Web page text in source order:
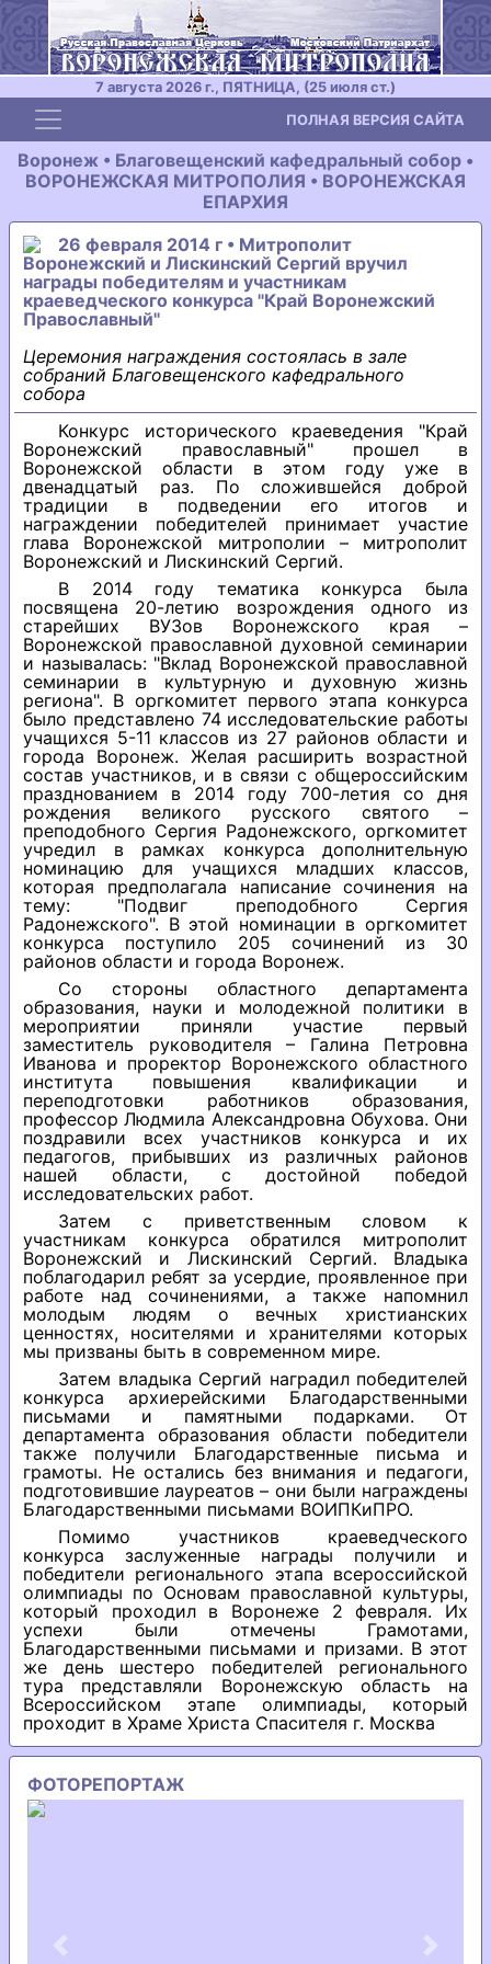
7 августа 2026 г., ПЯТНИЦА, (25 июля ст.)
Toggle navigation ПОЛНАЯ ВЕРСИЯ САЙТА
Воронеж • Благовещенский кафедральный собор •
ВОРОНЕЖСКАЯ МИТРОПОЛИЯ • ВОРОНЕЖСКАЯ
ЕПАРХИЯ
26 февраля 2014 г • Митрополит
Воронежский и Лискинский Сергий вручил
награды победителям и участникам
краеведческого конкурса "Край Воронежский
Православный"
Церемония награждения состоялась в зале
собраний Благовещенского кафедрального
собора
Конкурс исторического краеведения "Край
Воронежский православный" прошел в
Воронежской области в этом году уже в
двенадцатый раз. По сложившейся доброй
традиции в подведении его итогов и
награждении победителей принимает участие
глава Воронежской митрополии – митрополит
Воронежский и Лискинский Сергий.
В 2014 году тематика конкурса была
посвящена 20-летию возрождения одного из
старейших ВУЗов Воронежского края –
Воронежской православной духовной семинарии
и называлась: "Вклад Воронежской православной
семинарии в культурную и духовную жизнь
региона". В оргкомитет первого этапа конкурса
было представлено 74 исследовательские работы
учащихся 5-11 классов из 27 районов области и
города Воронеж. Желая расширить возрастной
состав участников, и в связи с общероссийским
празднованием в 2014 году 700-летия со дня
рождения великого русского святого –
преподобного Сергия Радонежского, оргкомитет
учредил в рамках конкурса дополнительную
номинацию для учащихся младших классов,
которая предполагала написание сочинения на
тему: "Подвиг преподобного Сергия
Радонежского". В этой номинации в оргкомитет
конкурса поступило 205 сочинений из 30
районов области и города Воронеж.
Со стороны областного департамента
образования, науки и молодежной политики в
мероприятии приняли участие первый
заместитель руководителя – Галина Петровна
Иванова и проректор Воронежского областного
института повышения квалификации и
переподготовки работников образования,
профессор Людмила Александровна Обухова. Они
поздравили всех участников конкурса и их
педагогов, прибывших из различных районов
нашей области, с достойной победой
исследовательских работ.
Затем с приветственным словом к
участникам конкурса обратился митрополит
Воронежский и Лискинский Сергий. Владыка
поблагодарил ребят за усердие, проявленное при
работе над сочинениями, а также напомнил
молодым людям о вечных христианских
ценностях, носителями и хранителями которых
мы призваны быть в современном мире.
Затем владыка Сергий наградил победителей
конкурса архиерейскими Благодарственными
письмами и памятными подарками. От
департамента образования области победители
также получили Благодарственные письма и
грамоты. Не остались без внимания и педагоги,
подготовившие лауреатов – они были награждены
Благодарственными письмами ВОИПКиПРО.
Помимо участников краеведческого
конкурса заслуженные награды получили и
победители регионального этапа всероссийской
олимпиады по Основам православной культуры,
который проходил в Воронеже 2 февраля. Их
успехи были отмечены Грамотами,
Благодарственными письмами и призами. В этот
же день шестеро победителей регионального
тура представляли Воронежскую область на
Всероссийском этапе олимпиады, который
проходит в Храме Христа Спасителя г. Москва
ФОТОРЕПОРТАЖ
Previous Next